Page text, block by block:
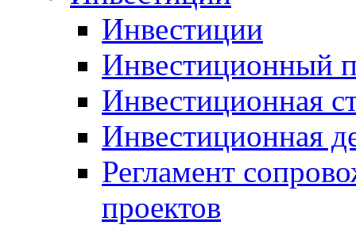
Инвестиции
Инвестиционный
Инвестиционная
Инвестиционная
Регламент
проектов